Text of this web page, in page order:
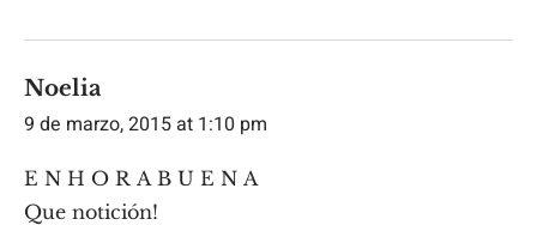
Noelia
9 de marzo, 2015 at 1:10 pm
E N H O R A B U E N A
Que notición!